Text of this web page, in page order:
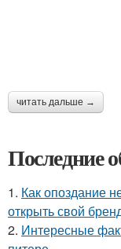
читать дальше →
Последние
1. Как опоздание
открыть свой
2. Интересные